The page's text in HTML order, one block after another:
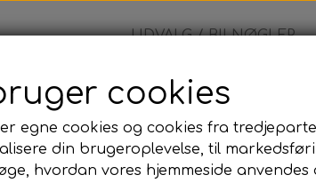
UDVALG / BILNØGLER
- Fjernbetjening
BMW -
cookies
egne cookies og cookies fra
din brugeroplevelse, til
hvordan vores hjemmeside anvendes